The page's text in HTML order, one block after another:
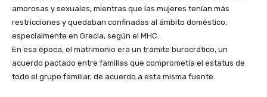
amorosas y sexuales, mientras que las mujeres tenían más
restricciones y quedaban confinadas al ámbito doméstico,
especialmente en Grecia, según el MHC.
En esa época, el matrimonio era un trámite burocrático, un
acuerdo pactado entre familias que comprometía el estatus de
todo el grupo familiar, de acuerdo a esta misma fuente.